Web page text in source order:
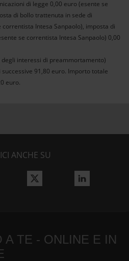
di legge 0,00 euro (esente se
di bollo trattenuta in sede di
Intesa Sanpaolo), imposta di
se correntista Intesa Sanpaolo) 0,00
interessi di preammortamento)
91,80 euro. Importo totale
euro.
ANCHE SU
A TE - ONLINE E IN